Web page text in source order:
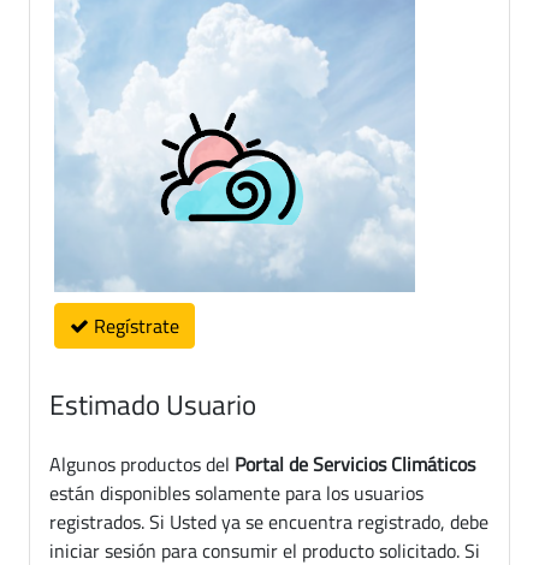
Regístrate
Estimado Usuario
Algunos productos del Portal de Servicios Climáticos
están disponibles solamente para los usuarios
registrados. Si Usted ya se encuentra registrado, debe
iniciar sesión para consumir el producto solicitado. Si